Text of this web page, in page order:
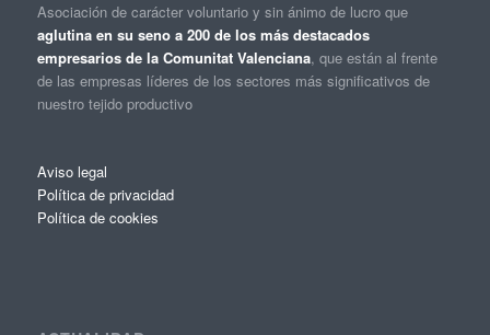
Asociación de carácter voluntario y sin ánimo de lucro que
aglutina en su seno a 200 de los más destacados
empresarios de la Comunitat Valenciana, que están al frente
de las empresas líderes de los sectores más significativos de
nuestro tejido productivo
Aviso legal
Política de privacidad
Política de cookies